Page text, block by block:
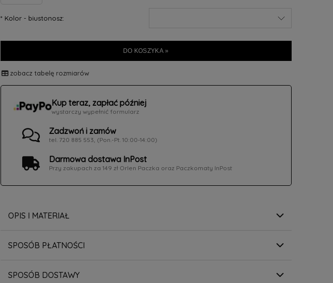
*Kolor - biustonosz:
DO KOSZYKA »
zobacz tabelę rozmiarów
Kup teraz, zapłać później
wystarczy wypełnić formularz
Zadzwoń i zamów
tel. 720 885 553, (Pon.-Pt. 10:00-14:00)
Darmowa dostawa InPost
Przy zakupach za 149 zł Orlen Paczka oraz Paczkomaty InPost
OPIS I MATERIAŁ
SPOSÓB PŁATNOŚCI
SPOSÓB DOSTAWY